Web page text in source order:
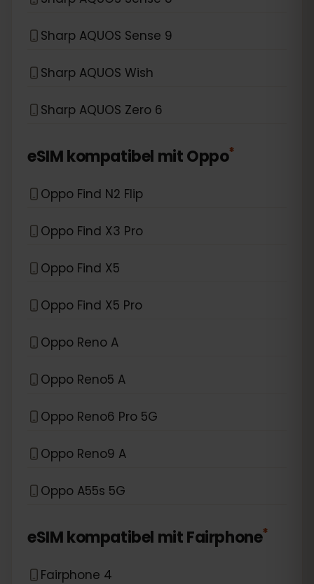
Sharp AQUOS Sense 9
Sharp AQUOS Wish
Sharp AQUOS Zero 6
eSIM kompatibel mitOppo*
Oppo Find N2 Flip
Oppo Find X3 Pro
Oppo Find X5
Oppo Find X5 Pro
Oppo Reno A
Oppo Reno5 A
Oppo Reno6 Pro 5G
Oppo Reno9 A
Oppo A55s 5G
eSIM kompatibel mitFairphone*
Fairphone 4